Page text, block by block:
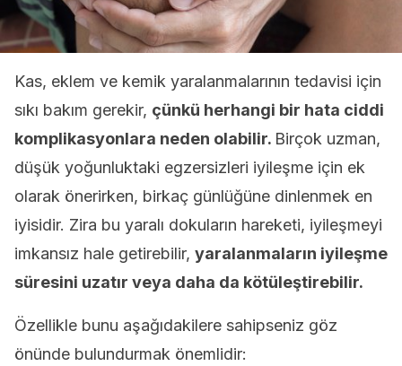
Kas, eklem ve kemik yaralanmalarının tedavisi için
sıkı bakım gerekir, çünkü herhangi bir hata ciddi
komplikasyonlara neden olabilir. Birçok uzman,
düşük yoğunluktaki egzersizleri iyileşme için ek
olarak önerirken, birkaç günlüğüne dinlenmek en
iyisidir. Zira bu yaralı dokuların hareketi, iyileşmeyi
imkansız hale getirebilir, yaralanmaların iyileşme
süresini uzatır veya daha da kötüleştirebilir.
Özellikle bunu aşağıdakilere sahipseniz göz
önünde bulundurmak önemlidir: